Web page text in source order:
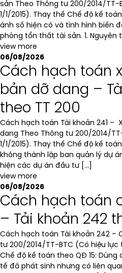
sản Theo Thông tư 200/2014/TT-
1/1/2015). Thay thế Chế độ kế
ánh số hiện có và tình hình biến
phòng tổn thất tài sản. 1. Nguyên
view more
06/08/2026
Cách hạch toán
bản dỡ dang –
theo TT 200
Cách hạch toán Tài khoản 241 –
dang Theo Thông tư 200/2014/
1/1/2015). Thay thế Chế độ kế
không thành lập ban quản lý dự
hiện các dự án đầu tư […]
view more
06/08/2026
Cách hạch toán
– Tải khoản 242
Cách hạch toán Tài khoản 242 –
tư 200/2014/TT-BTC (Có hiệu lực
Chế độ kế toán theo QĐ 15:
tế đã phát sinh nhưng có liên